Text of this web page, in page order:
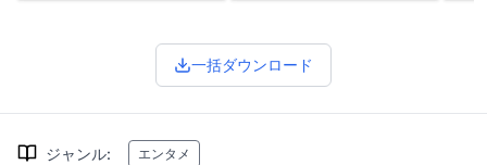
一括ダウンロード
ジャンル: エンタメ